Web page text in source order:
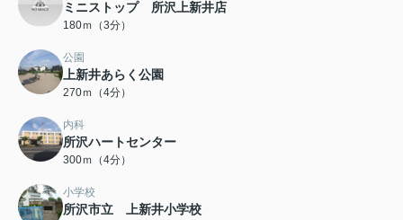
ミニストップ 所沢上新井店
180ｍ（3分）
公園
上新井あらく公園
270ｍ（4分）
内科
所沢ハートセンター
300ｍ（4分）
小学校
所沢市立 上新井小学校